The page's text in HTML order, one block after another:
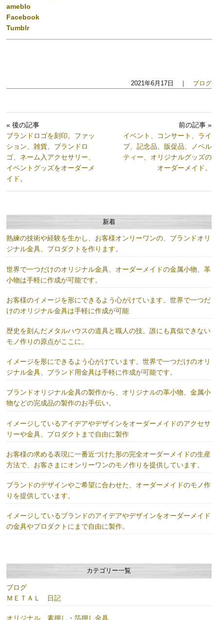
ameblo
Facebook
Tumblr
2021年6月17日 ｜ ブログ
« 後の記事
ブランドロゴを刻印。ファッ
ション、雑貨、ブランドロ
ゴ、ネーム入アクセサリー、
イベントグッズをオーダーメ
イド。
前の記事 »
イベント、コンサート、ライ
ブ、記念品、販促品、ノベル
ティー、オリジナルグッズの
オーダーメイド。
新着
熟練の技術や経験を生かし、お客様オンリーワンの、ブランドオリ
ジナル金具、プロダクトを作ります。
世界で一つだけのオリジナル金具、オーダーメイドの金属小物、革
小物は手軽に作成が可能です。
お客様のイメージを形にできるよう心がけています。世界で一つだ
けのオリジナル金具は手軽に作成が可能
歴史を刻んだメタルハウスの道具と職人の技。誰にも真似できない
モノ作りの原点がここに。
イメージを形にできるよう心がけています。世界で一つだけのオリ
ジナル金具、ブランド用金具は手軽に作成が可能です。
ブランドオリジナル金具の製作から、オリジナルの革小物、金属小
物などの完成品の製作のお手伝い。
イメージしているアイデアやデザインをオーダーメイドのアクセサ
リーや金具、プロダクトまで自由に製作
お客様の求める表現に一番近づけた形の完全オーダーメイドの生産
方法で、お客さまにオンリーワンのモノ作りを提供しています。
ブランドのデザインやご希望に合わせた、オーダーメイドのモノ作
りを提供しています。
イメージしているブランドのアイデアやデザインをオーダーメイド
の金具やプロダクトにまで自由に製作。
カテゴリー一覧
ブログ
ＭＥＴＡＬ 日記
オリジナル 素押し・箔押し金具